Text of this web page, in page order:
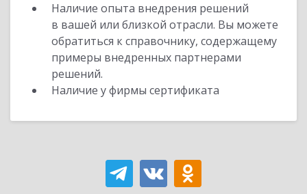
Наличие опыта внедрения решений
в вашей или близкой отрасли. Вы можете
обратиться к справочнику, содержащему
примеры внедренных партнерами
решений.
Наличие у фирмы сертификата